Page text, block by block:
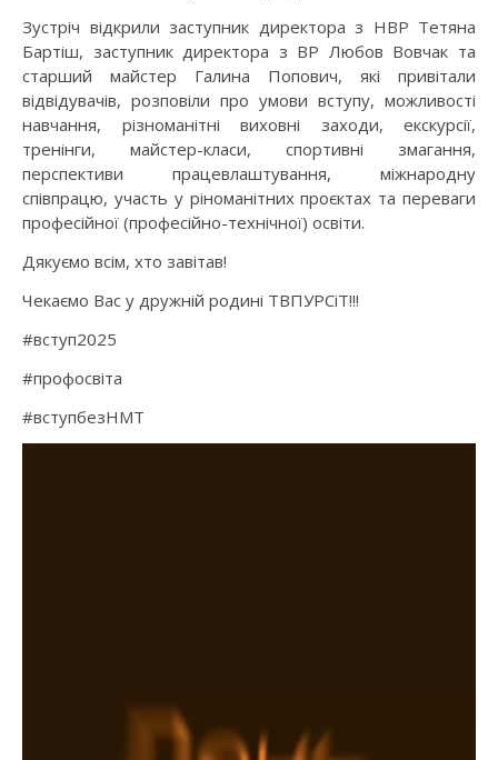
Зустріч відкрили заступник директора з НВР Тетяна
Бартіш, заступник директора з ВР Любов Вовчак та
старший майстер Галина Попович, які привітали
відвідувачів, розповіли про умови вступу, можливості
навчання, різноманітні виховні заходи, екскурсії,
тренінги, майстер-класи, спортивні змагання,
перспективи працевлаштування, міжнародну
співпрацю, участь у ріноманітних проєктах та переваги
професійної (професійно-технічної) освіти.
Дякуємо всім, хто завітав!
Чекаємо Вас у дружній родині ТВПУРСіТ!!!
#вступ2025
#профосвіта
#вступбезНМТ